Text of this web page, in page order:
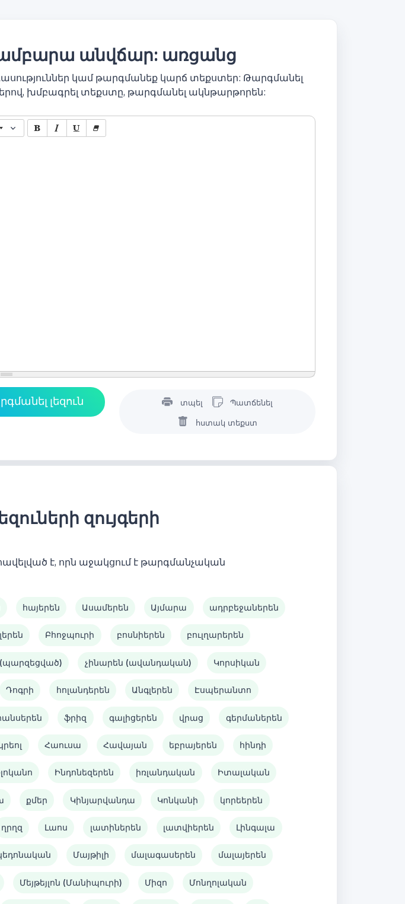
անվճար: առցանց
կամ թարգմանեք կարճ տեքստեր: Թարգմանել
խմբագրել տեքստը, թարգմանել ակնթարթորեն:
տպել Պատճենել
հստակ տեքստ
զույգերի
է, որն աջակցում է թարգմանչական
հայերեն Ասամերեն Այմարա ադրբեջաներեն
Բհոջպուրի բոսնիերեն բուլղարերեն
(պարզեցված) չինարեն (ավանդական) Կորսիկան
Դոգրի հոլանդերեն Անգլերեն Էսպերանտո
ֆրիզ գալիցերեն վրաց գերմաներեն
Հաուսա Հավայան եբրայերեն հինդի
Ինդոնեզերեն իռլանդական Իտալական
քմեր Կինյարվանդա Կոնկանի կորեերեն
ղրղզ Լաոս լատիներեն լատվիերեն Լինգալա
Մայթիլի մալագասերեն մալայերեն
Մեյթեյլոն (Մանիպուրի) Միզո Մոնղոլական